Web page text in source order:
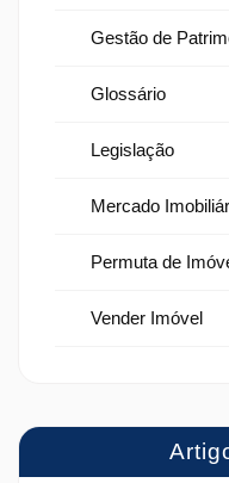
Gestão de
Glossário
Legislação
Mercado
Permuta de
Vender Imóvel